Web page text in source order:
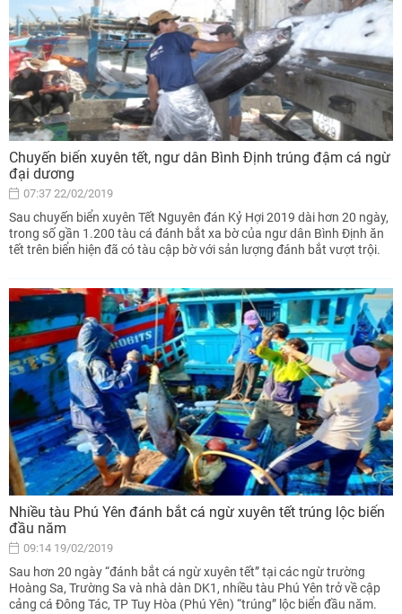
Chuyến biển xuyên tết, ngư dân Bình Định trúng đậm cá ngừ
đại dương
07:37 22/02/2019
Sau chuyến biển xuyên Tết Nguyên đán Kỷ Hợi 2019 dài hơn 20 ngày,
trong số gần 1.200 tàu cá đánh bắt xa bờ của ngư dân Bình Định ăn
tết trên biển hiện đã có tàu cập bờ với sản lượng đánh bắt vượt trội.
Nhiều tàu Phú Yên đánh bắt cá ngừ xuyên tết trúng lộc biển
đầu năm
09:14 19/02/2019
Sau hơn 20 ngày “đánh bắt cá ngừ xuyên tết” tại các ngừ trường
Hoàng Sa, Trường Sa và nhà dàn DK1, nhiều tàu Phú Yên trở về cập
cảng cá Đông Tác, TP Tuy Hòa (Phú Yên) “trúng” lộc biển đầu năm.